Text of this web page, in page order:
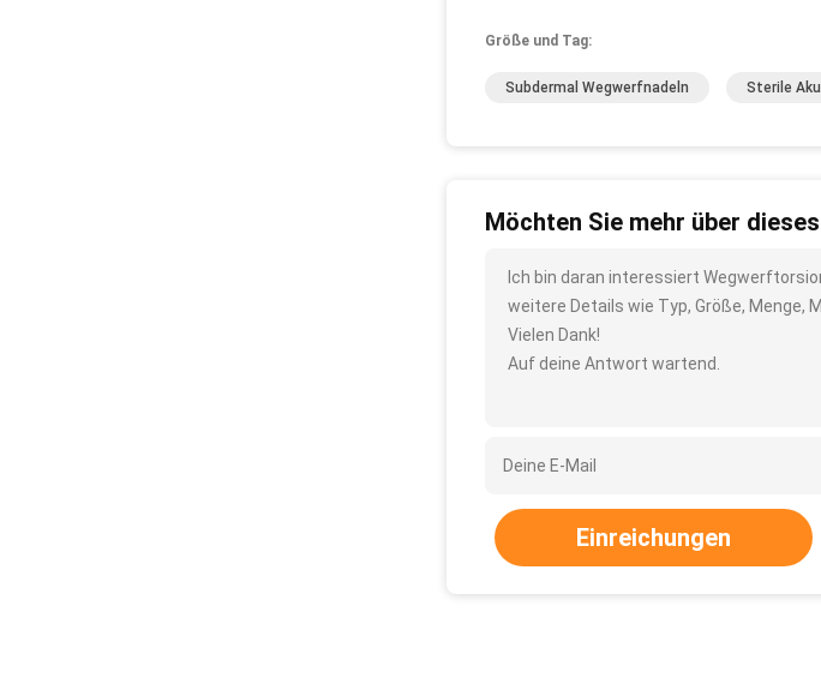
Größe und Tag:
Subdermal Wegwerfnadeln Sterile
Möchten Sie mehr über
Ich bin daran interessiert
weitere Details wie Typ, Größe, Menge,
Vielen Dank!
Auf deine Antwort wartend.
Einreichungen